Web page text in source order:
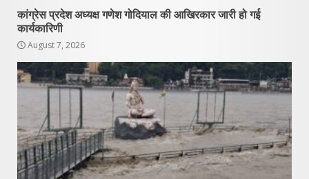
कांग्रेस प्रदेश अध्यक्ष गणेश गोदियाल की आखिरकार जारी हो गई
कार्यकारिणी
August 7, 2026